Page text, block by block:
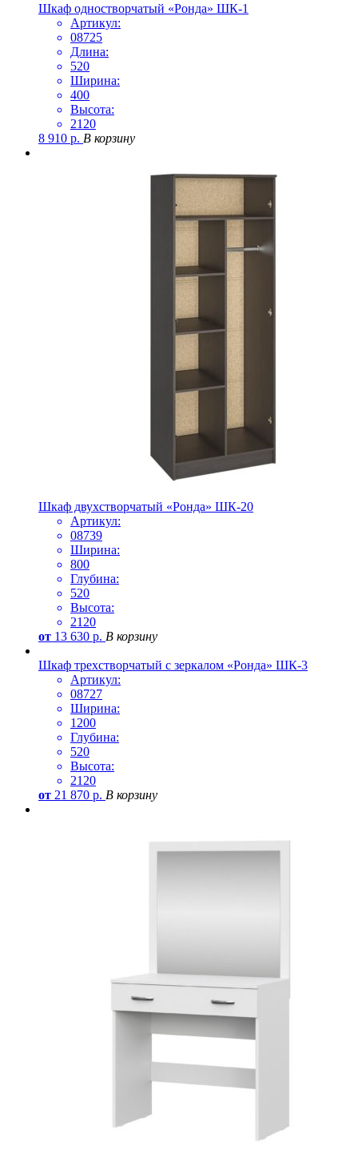
Шкаф одностворчатый «Ронда» ШК-1
Артикул:
08725
Длина:
520
Ширина:
400
Высота:
2120
8 910 р. В корзину
Шкаф двухстворчатый «Ронда» ШК-20
Артикул:
08739
Ширина:
800
Глубина:
520
Высота:
2120
от 13 630 р. В корзину
Шкаф трехстворчатый с зеркалом «Ронда» ШК-3
Артикул:
08727
Ширина:
1200
Глубина:
520
Высота:
2120
от 21 870 р. В корзину